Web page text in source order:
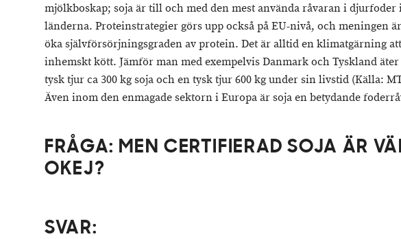
mjölkboskap; soja är till och med den mest använda råvaran i djurfoder
länderna. Proteinstrategier görs upp också på EU-nivå, och meningen
öka självförsörjningsgraden av protein. Det är alltid en klimatgärning
inhemskt kött. Jämför man med exempelvis Danmark och Tyskland
tysk tjur ca 300 kg soja och en tysk tjur 600 kg under sin livstid (Källa:
Även inom den enmagade sektorn i Europa är soja en betydande
FRÅGA: MEN CERTIFIERAD SOJA ÄR
OKEJ?
SVAR: